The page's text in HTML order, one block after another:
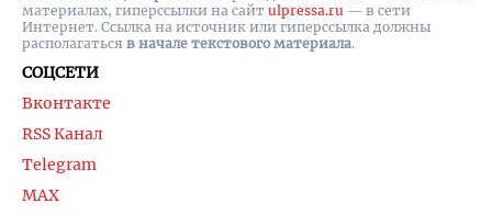
СОЦСЕТИ
Вконтакте
RSS Канал
Telegram
MAX
материалах, гиперссылки на cайт ulpressa.ru — в сети
Интернет. Ссылка на источник или гиперссылка должны
располагаться в начале текстового материала.